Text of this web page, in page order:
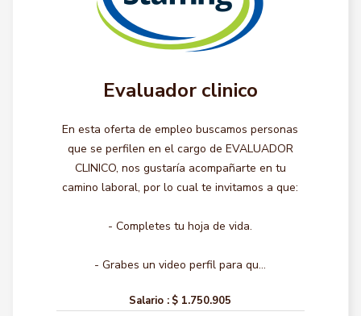
Evaluador clinico
En esta oferta de empleo buscamos personas
que se perfilen en el cargo de EVALUADOR
CLINICO, nos gustaría acompañarte en tu
camino laboral, por lo cual te invitamos a que:
- Completes tu hoja de vida.
- Grabes un video perfil para qu...
Salario : $ 1.750.905